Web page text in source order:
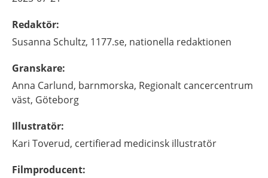
Redaktör:
Susanna Schultz, 1177.se, nationella redaktionen
Granskare:
Anna Carlund, barnmorska, Regionalt cancercentrum
väst, Göteborg
Illustratör:
Kari Toverud, certifierad medicinsk illustratör
Filmproducent: